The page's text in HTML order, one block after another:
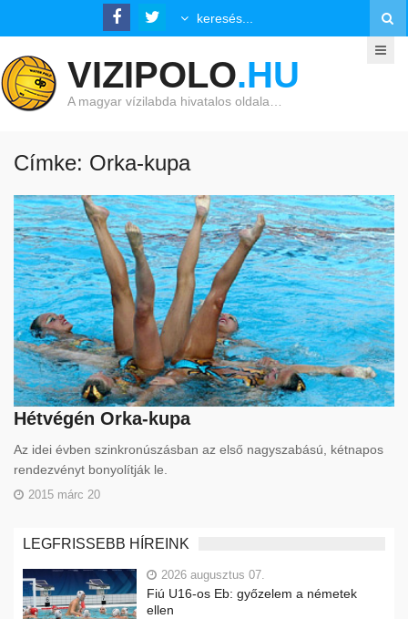
VIZIPOLO.HU
A magyar vízilabda hivatalos oldala…
Címke: Orka-kupa
Hétvégén Orka-kupa
Az idei évben szinkronúszásban az első nagyszabású, kétnapos
rendezvényt bonyolítják le.
2015 márc 20
LEGFRISSEBB HÍREINK
2026 augusztus 07.
Fiú U16-os Eb: győzelem a németek
ellen